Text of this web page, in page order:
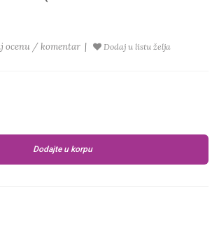
ocenu / komentar | Dodaj u listu želja
Dodajte u korpu